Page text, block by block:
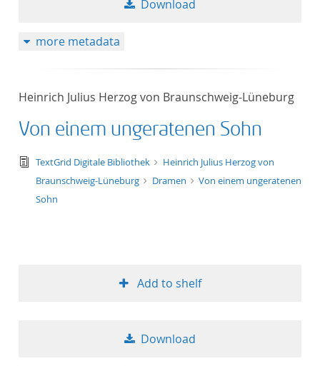
50
Download
more metadata
Heinrich Julius Herzog von Braunschweig-Lüneburg
Von einem ungeratenen Sohn
text/tg.edition+tg.aggregation+xml
TextGrid Digitale Bibliothek
Heinrich Julius Herzog von
Braunschweig-Lüneburg
Dramen
Von einem ungeratenen
Sohn
Add to shelf
Download